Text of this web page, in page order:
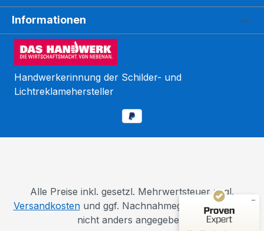
Informationen
Handwerkerinnung der Schilder- und
Lichtreklamehersteller
Alle Preise inkl. gesetzl. Mehrwertsteuer zzgl.
Versandkostenund ggf. Nachnahmegebühren, wenn
nicht anders angegeben.
98
%
SEHR GUT
110
Bewertungen auf
ProvenExpert.com
5.603
Bewertungen von
4